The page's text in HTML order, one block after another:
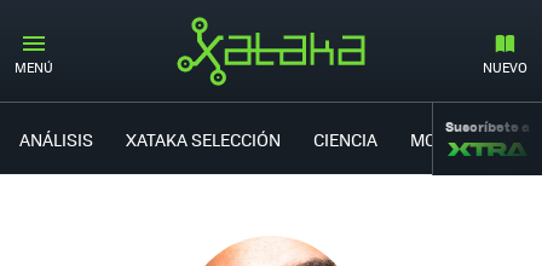
MENÚ NUEVO
ANÁLISIS XATAKA SELECCIÓN CIENCIA MOVILIDAD
Suscríbete a